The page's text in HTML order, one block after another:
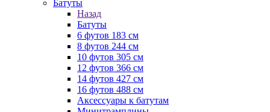
Батуты
Назад
Батуты
6 футов 183 см
8 футов 244 см
10 футов 305 см
12 футов 366 см
14 футов 427 см
16 футов 488 см
Аксессуары к батутам